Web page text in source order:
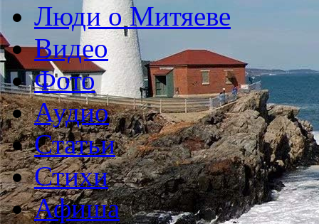
Люди о Митяеве
Видео
Фото
Аудио
Статьи
Стихи
Афиша